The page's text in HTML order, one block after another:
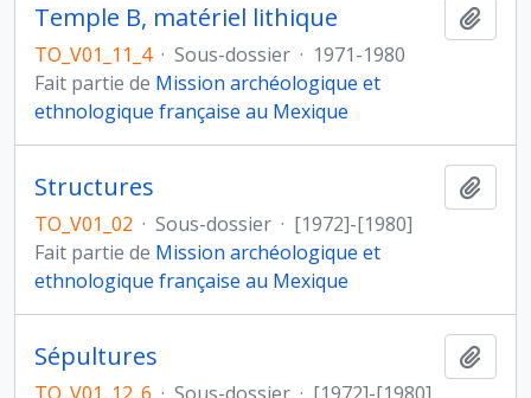
Temple B, matériel lithique
TO_V01_11_4 · Sous-dossier · 1971-1980
Fait partie de Mission archéologique et
ethnologique française au Mexique
Structures
TO_V01_02 · Sous-dossier · [1972]-[1980]
Fait partie de Mission archéologique et
ethnologique française au Mexique
Sépultures